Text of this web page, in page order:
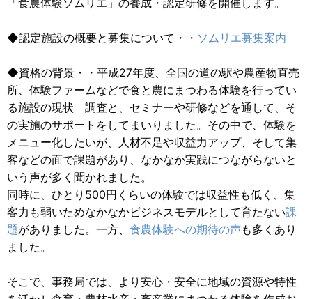
「食農体験ソムリエ」の養成・認定研修を開催します。
◆認定施設の概要と募集について・・ ソムリエ募集案内
◆資格の背景・・平成27年度、全国の道の駅や農産物直売
所、体験ファームなどで食と農にまつわる体験を行ってい
る施設の現状 調査と、セミナーや研修などを通して、そ
の実施のサポートをしてまいりました。その中で、体験を
メニュー化したいが、人材不足や収益力アップ、そして集
客などの面で課題があり、なかなか実践につながらないと
いう声が多く聞かれました。
同時に、ひとり500円くらいの体験では収益性も低く、集
客力も弱いためなかなかビジネスモデルとして育たない課
題がありました。一方、 食農体験への期待の声も多くあり
ました。
そこで、事務局では、より安心・安全に地域の資源や特性